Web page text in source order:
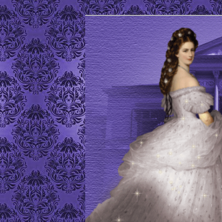
ELISABETH
Site de l'Association Elisabeth